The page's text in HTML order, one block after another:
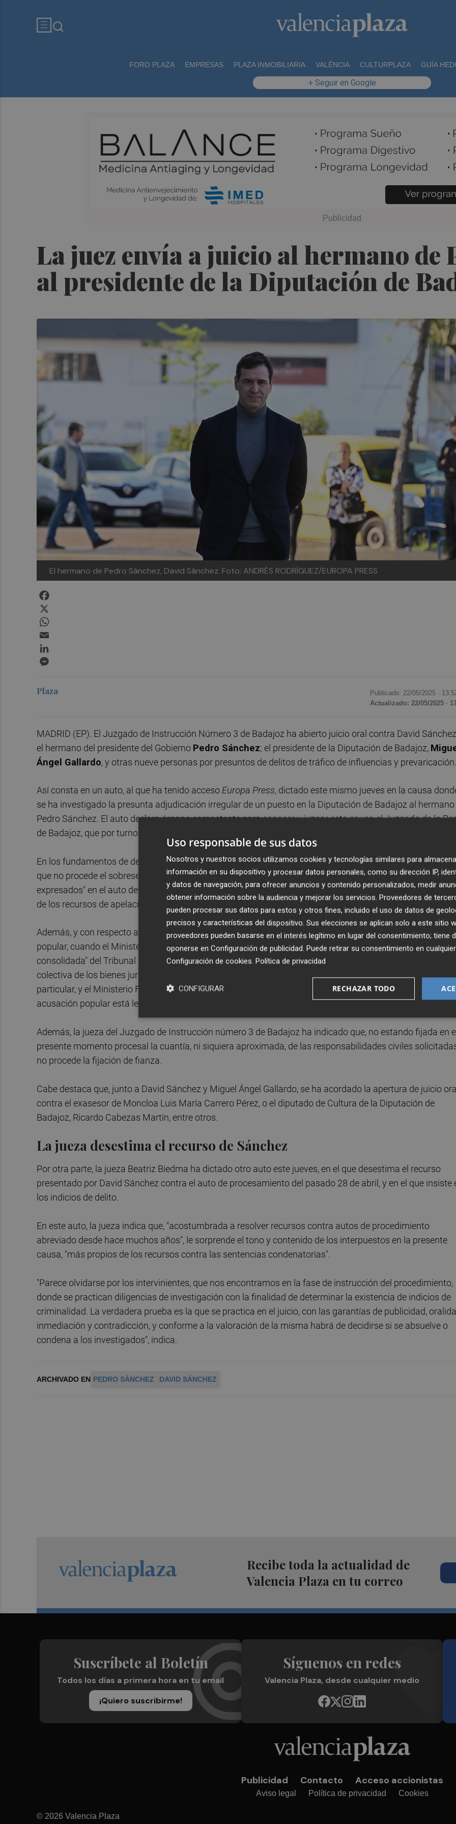
FORO PLAZA EMPRESAS PLAZA INMOBILIARIA VALÈNCIA CULTURPLAZA GUÍA
+ Seguir en Google
La juez envía a juicio al hermano de
al presidente de la Diputación de
El hermano de Pedro Sánchez, David Sánchez. Foto: ANDRÉS RODRÍGUEZ/EUROPA PRESS
Plaza Publicado: 22/05/2025 ·
Actualizado: 22/05/2025 ·
MADRID (EP). El Juzgado de Instrucción Número 3 de Badajoz ha abierto juicio oral contra David
el hermano del presidente del Gobierno Pedro Sánchez; el presidente de la Diputación de Badajoz,
Ángel Gallardo, y otras nueve personas por presuntos de delitos de tráfico de influencias y prevaricación.
Así consta en un auto, al que ha tenido acceso Europa Press, dictado este mismo jueves en la causa
se ha investigado la presunta adjudicación irregular de un puesto en la Diputación de Badajoz al hermano
Pedro Sánchez. El auto declara órgano competente para conocer y juzgar esta causa el Juzgado de lo
de Badajoz, que por turno de reparto legal corresponda.
En los fundamentos de derecho, la jueza Beatriz Biedma expone que, en este caso en cuestión, se
que no procede el sobreseimiento de la causa, dándose por reproducidos los argumentos "ampliamente
expresados" en el auto de procedimiento abreviado y sin perjuicio de lo que pueda acordarse en la
de los recursos de apelación interpuestos contra el mismo que "no tienen efectos suspensivos".
Además, y con respecto a la procedencia de la apertura del juicio oral solo a instancias de la acusación
popular, cuando el Ministerio Fiscal ha solicitado el sobreseimiento, se indica que existe una "doctrina
consolidada" del Tribunal Supremo que determina que, en aquellos supuestos en los que por la naturaleza
colectiva de los bienes jurídicos protegidos en el delito, no existe posibilidad de personación de un interés
particular, y el Ministerio Fiscal concurre con una acusación popular que insta la apertura del juicio oral, la
acusación popular está legitimada para pedir, en solitario, dicha apertura de juicio oral.
Además, la jueza del Juzgado de Instrucción número 3 de Badajoz ha indicado que, no estando fijada en el
presente momento procesal la cuantía, ni siquiera aproximada, de las responsabilidades civiles
no procede la fijación de fianza.
Cabe destaca que, junto a David Sánchez y Miguel Ángel Gallardo, se ha acordado la apertura de juicio
contra el exasesor de Moncloa Luis María Carrero Pérez, o el diputado de Cultura de la Diputación de
Badajoz, Ricardo Cabezas Martín, entre otros.
La jueza desestima el recurso de Sánchez
Por otra parte, la jueza Beatriz Biedma ha dictado otro auto este jueves, en el que desestima el recurso
presentado por David Sánchez contra el auto de procesamiento del pasado 28 de abril, y en el que insiste
los indicios de delito.
En este auto, la jueza indica que, "acostumbrada a resolver recursos contra autos de procedimiento
abreviado desde hace muchos años", le sorprende el tono y contenido de los interpuestos en la presente
causa, "más propios de los recursos contra las sentencias condenatorias".
"Parece olvidarse por los intervinientes, que nos encontramos en la fase de instrucción del procedimiento,
donde se practican diligencias de investigación con la finalidad de determinar la existencia de indicios de
criminalidad. La verdadera prueba es la que se practica en el juicio, con las garantías de publicidad,
inmediación y contradicción, y conforme a la valoración de la misma habrá de decidirse si se absuelve o
condena a los investigados", indica.
ARCHIVADO EN PEDRO SÁNCHEZ DAVID SÁNCHEZ
Recibe toda la actualidad de
Valencia Plaza en tu correo
Suscríbete al Boletín
Todos los días a primera hora en tu email
¡Quiero suscribirme!
Síguenos en redes
Valencia Plaza, desde cualquier medio
Publicidad Contacto Acceso accionistas
Aviso legal Política de privacidad Cookies
© 2026 Valencia Plaza
Uso responsable de sus datos
Nosotros y nuestros socios utilizamos cookies y tecnologías similares para
información en su dispositivo y procesar datos personales, como su dirección IP,
y datos de navegación, para ofrecer anuncios y contenido personalizados, medir
obtener información sobre la audiencia y mejorar los servicios. Proveedores de
pueden procesar sus datos para estos y otros fines, incluido el uso de datos de
precisos y características del dispositivo. Sus elecciones se aplican solo a este sitio
proveedores pueden basarse en el interés legítimo en lugar del consentimiento; tiene
oponerse en Configuración de publicidad. Puede retirar su consentimiento en
Configuración de cookies. Política de privacidad
RECHAZAR TODO
CONFIGURAR